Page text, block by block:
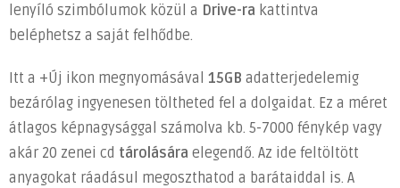
lenyíló szimbólumok közül a Drive-ra kattintva
beléphetsz a saját felhődbe.
Itt a +Új ikon megnyomásával 15GB adatterjedelemig
bezárólag ingyenesen töltheted fel a dolgaidat. Ez a méret
átlagos képnagysággal számolva kb. 5-7000 fénykép vagy
akár 20 zenei cd tárolására elegendő. Az ide feltöltött
anyagokat ráadásul megoszthatod a barátaiddal is. A